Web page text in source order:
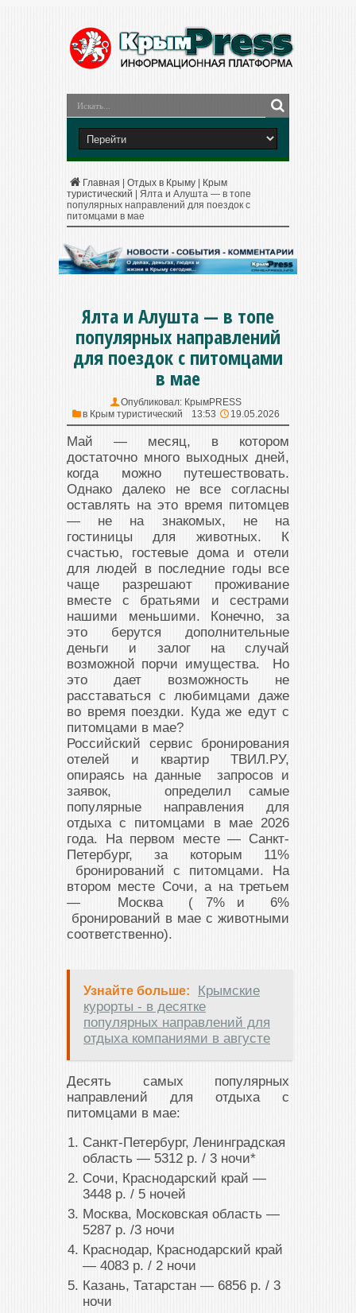
Главная Отдых в Крыму
Крым
туристический
Ялта и Алушта — в топе
популярных направлений для поездок с
питомцами в мае
Ялта и Алушта — в топе
популярных направлений
для поездок с питомцами
в мае
Опубликовал: КрымPRESS
в Крым туристический 13:53 19.05.2026
Май — месяц, в котором
достаточно много выходных дней,
когда можно путешествовать.
Однако далеко не все согласны
оставлять на это время питомцев
— не на знакомых, не на
гостиницы для животных. К
счастью, гостевые дома и отели
для людей в последние годы все
чаще разрешают проживание
вместе с братьями и сестрами
нашими меньшими. Конечно, за
это берутся дополнительные
деньги и залог на случай
возможной порчи имущества. Но
это дает возможность не
расставаться с любимцами даже
во время поездки. Куда же едут с
питомцами в мае?
Российский сервис бронирования
отелей и квартир ТВИЛ.РУ,
опираясь на данные запросов и
заявок, определил самые
популярные направления для
отдыха с питомцами в мае 2026
года. На первом месте — Санкт-
Петербург, за которым 11%
бронирований с питомцами. На
втором месте Сочи, а на третьем
— Москва ( 7% и 6%
бронирований в мае с животными
соответственно).
Узнайте больше:
Крымские
курорты - в десятке
популярных направлений для
отдыха компаниями в августе
Десять самых популярных
направлений для отдыха с
питомцами в мае:
Санкт-Петербург, Ленинградская
область ― 5312 р. / 3 ночи*
Сочи, Краснодарский край ―
3448 р. / 5 ночей
Москва, Московская область ―
5287 р. /3 ночи
Краснодар, Краснодарский край
― 4083 р. / 2 ночи
Казань, Татарстан ― 6856 р. / 3
ночи